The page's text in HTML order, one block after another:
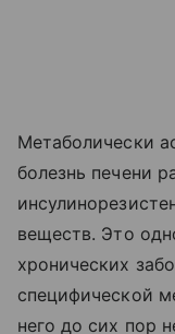
Метаболически
болезнь печени
веществ. Это
хронических
специфической
него до сих пор